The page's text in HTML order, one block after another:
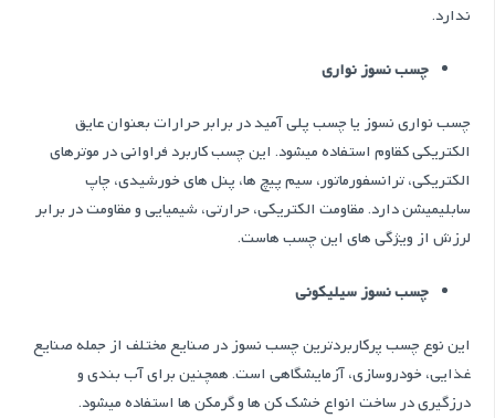
ندارد.
چسب نسوز نواری
چسب نواری نسوز یا چسب پلی آمید در برابر حرارات بعنوان عایق
الکتریکی کقاوم استفاده میشود. این چسب کاربرد فراوانی در موترهای
الکتریکی، ترانسفورماتور، سیم پیچ ها، پنل های خورشیدی، چاپ
سابلیمیشن دارد. مقاومت الکتریکی، حرارتی، شیمیایی و مقاومت در برابر
لرزش از ویژگی های این چسب هاست.
چسب نسوز سیلیکونی
این نوع چسب پرکاربردترین چسب نسوز در صنایع مختلف از جمله صنایع
غذایی، خودروسازی، آزمایشگاهی است. همچنین برای آب بندی و
درزگیری در ساخت انواع خشک کن ها و گرمکن ها استفاده میشود.